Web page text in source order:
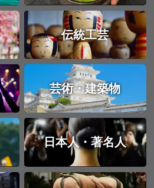
伝統工芸
芸術・建築物
日本人・著名人